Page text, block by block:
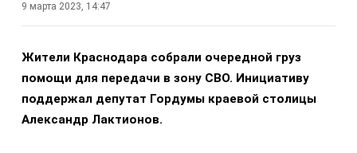
9 марта 2023, 14:47
Жители Краснодара собрали очередной груз
помощи для передачи в зону СВО. Инициативу
поддержал депутат Гордумы краевой столицы
Александр Лактионов.